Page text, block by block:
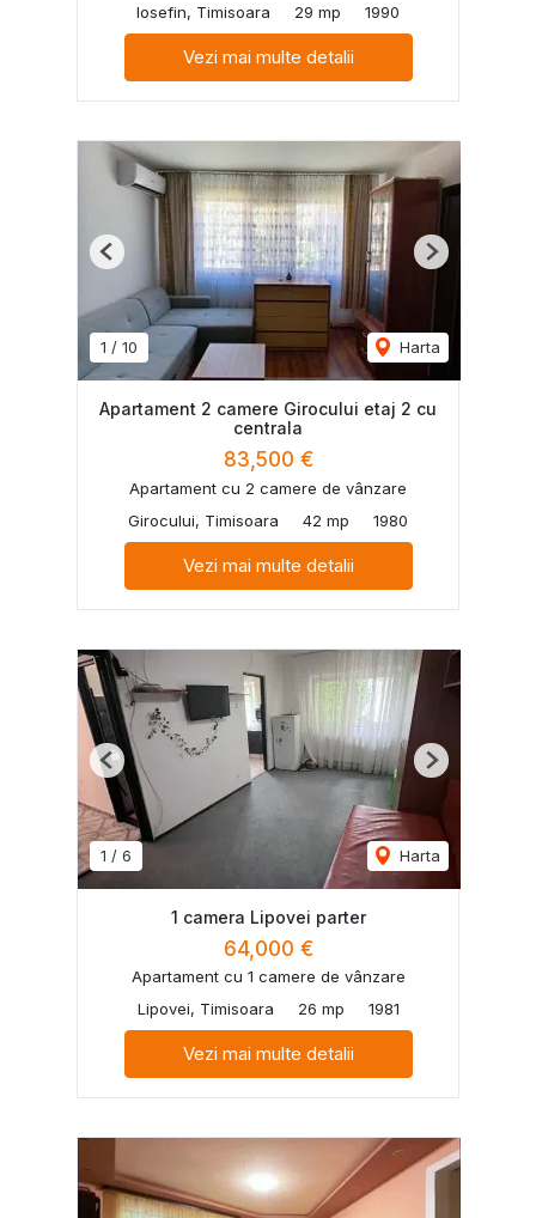
Iosefin, Timisoara
29 mp 1990
Vezi mai multe detalii
1 / 10 Harta
Previous Next
Apartament 2 camere Girocului etaj 2 cu
centrala
83,500 €
Apartament cu 2 camere de vânzare
Girocului, Timisoara
42 mp 1980
Vezi mai multe detalii
1 / 6 Harta
Previous Next
1 camera Lipovei parter
64,000 €
Apartament cu 1 camere de vânzare
Lipovei, Timisoara
26 mp 1981
Vezi mai multe detalii